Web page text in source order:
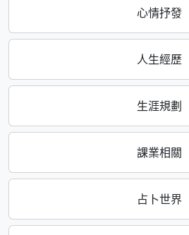
心情抒發
人生經歷
生涯規劃
課業相關
占卜世界